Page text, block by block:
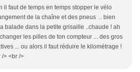
il faut de temps en temps stopper le vélo
de la chaîne et des pneus .. bien
balade dans la petite grisaille ..chaude ! ah
les pilles de ton compteur ... des gros
... ou alors il faut réduire le kilométrage !
/> <br />